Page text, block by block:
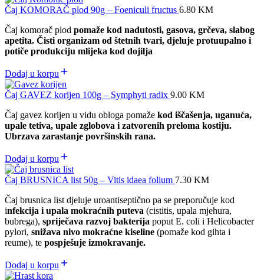
Čaj KOMORAČ plod 90g – Foeniculi fructus 6.80 KM
Čaj komorač plod pomaže kod nadutosti, gasova, grčeva, slabog
apetita. Čisti organizam od štetnih tvari, djeluje protuupalno i
potiče produkciju mlijeka kod dojilja
Dodaj u korpu
Čaj GAVEZ korijen 100g – Symphyti radix 9.00 KM
Čaj gavez korijen u vidu obloga pomaže kod iščašenja, uganuća,
upale tetiva, upale zglobova i zatvorenih preloma kostiju.
Ubrzava zarastanje površinskih rana.
Dodaj u korpu
Čaj BRUSNICA list 50g – Vitis idaea folium 7.30 KM
Čaj brusnica list djeluje uroantiseptično pa se preporučuje kod
infekcija i upala mokraćnih puteva (cistitis, upala mjehura,
bubrega), spriječava razvoj bakterija poput E. coli i Helicobacter
pylori, snižava nivo mokraćne kiseline (pomaže kod gihta i
reume), te pospješuje izmokravanje.
Dodaj u korpu